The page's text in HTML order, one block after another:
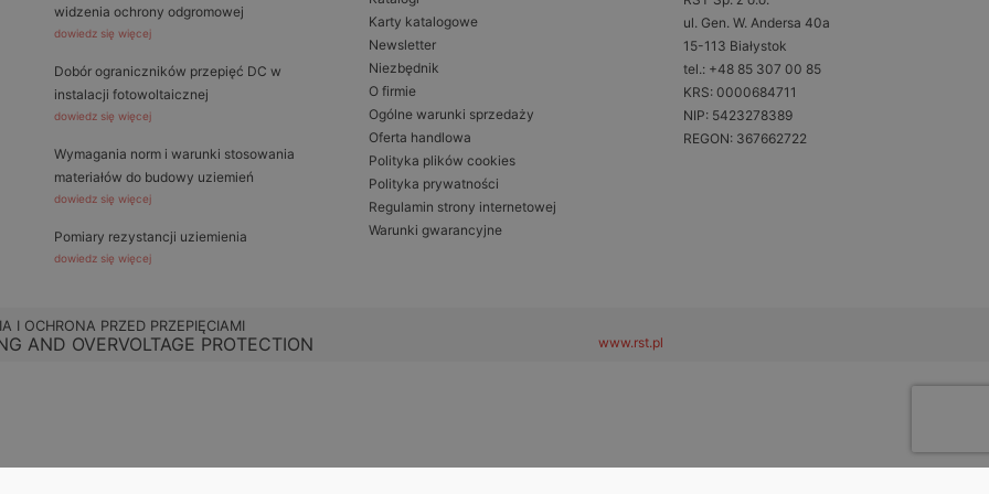
widzenia ochrony odgromowej
dowiedz się więcej
Dobór ograniczników przepięć DC w
instalacji fotowoltaicznej
dowiedz się więcej
Wymagania norm i warunki stosowania
materiałów do budowy uziemień
dowiedz się więcej
Pomiary rezystancji uziemienia
dowiedz się więcej
Karty katalogowe
Newsletter
Niezbędnik
O firmie
Ogólne warunki sprzedaży
Oferta handlowa
Polityka plików cookies
Polityka prywatności
Regulamin strony internetowej
Warunki gwarancyjne
ul. Gen. W. Andersa 40a
15-113 Białystok
tel.: +48 85 307 00 85
KRS: 0000684711
NIP: 5423278389
REGON: 367662722
I OCHRONA PRZED PRZEPIĘCIAMI
AND OVERVOLTAGE PROTECTION www.rst.pl